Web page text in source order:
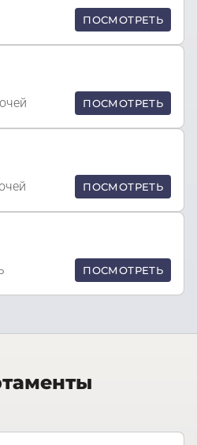
ПОСМОТРЕТЬ
ПОСМОТРЕТЬ
ПОСМОТРЕТЬ
ПОСМОТРЕТЬ